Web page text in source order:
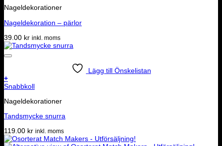
Nageldekorationer
Nageldekoration – pärlor
39.00 kr inkl. moms
Lägg till Önskelistan
+
Snabbkoll
Nageldekorationer
Tandsmycke snurra
119.00 kr inkl. moms